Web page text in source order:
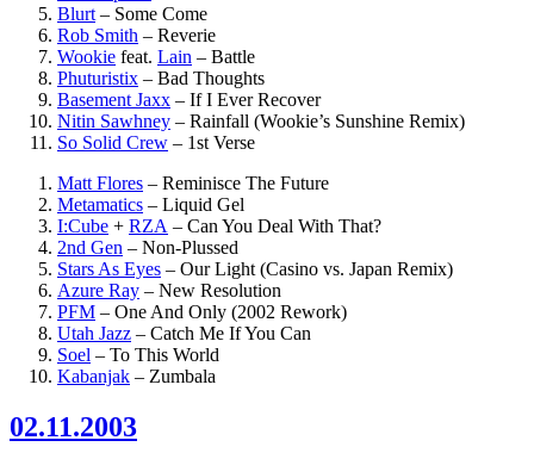
Blurt – Some Come
Rob Smith – Reverie
Wookie feat. Lain – Battle
Phuturistix – Bad Thoughts
Basement Jaxx – If I Ever Recover
Nitin Sawhney – Rainfall (Wookie’s Sunshine Remix)
So Solid Crew – 1st Verse
Matt Flores – Reminisce The Future
Metamatics – Liquid Gel
I:Cube + RZA – Can You Deal With That?
2nd Gen – Non-Plussed
Stars As Eyes – Our Light (Casino vs. Japan Remix)
Azure Ray – New Resolution
PFM – One And Only (2002 Rework)
Utah Jazz – Catch Me If You Can
Soel – To This World
Kabanjak – Zumbala
02.11.2003